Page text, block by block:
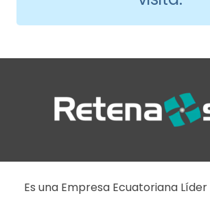
Es una Empresa Ecuatoriana